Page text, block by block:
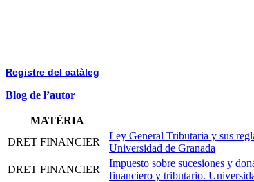
Registre del catàleg
Blog de l’autor
MATÈRIA
DRET FINANCIER
Ley General Tributaria y sus
Universidad de Granada
DRET FINANCIER
Impuesto sobre sucesiones y
financiero y tributario.